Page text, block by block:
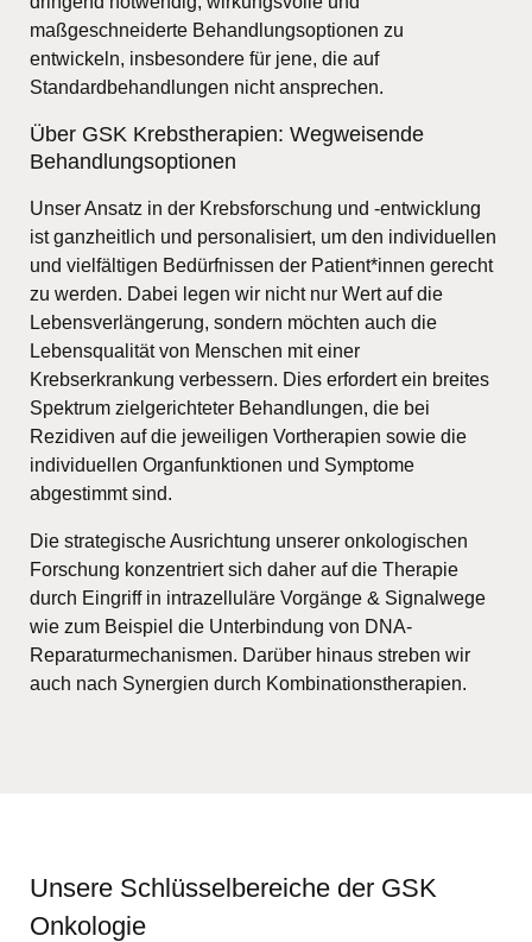
maßgeschneiderte Behandlungsoptionen zu
entwickeln, insbesondere für jene, die auf
Standardbehandlungen nicht ansprechen.
Über GSK Krebstherapien: Wegweisende
Behandlungsoptionen
Unser Ansatz in der Krebsforschung und -entwicklung
ist ganzheitlich und personalisiert, um den individuellen
und vielfältigen Bedürfnissen der Patient*innen gerecht
zu werden. Dabei legen wir nicht nur Wert auf die
Lebensverlängerung, sondern möchten auch die
Lebensqualität von Menschen mit einer
Krebserkrankung verbessern. Dies erfordert ein breites
Spektrum zielgerichteter Behandlungen, die bei
Rezidiven auf die jeweiligen Vortherapien sowie die
individuellen Organfunktionen und Symptome
abgestimmt sind.
Die strategische Ausrichtung unserer onkologischen
Forschung konzentriert sich daher auf die Therapie
durch Eingriff in intrazelluläre Vorgänge & Signalwege
wie zum Beispiel die Unterbindung von DNA-
Reparaturmechanismen. Darüber hinaus streben wir
auch nach Synergien durch Kombinationstherapien.
Unsere Schlüsselbereiche der GSK
Onkologie